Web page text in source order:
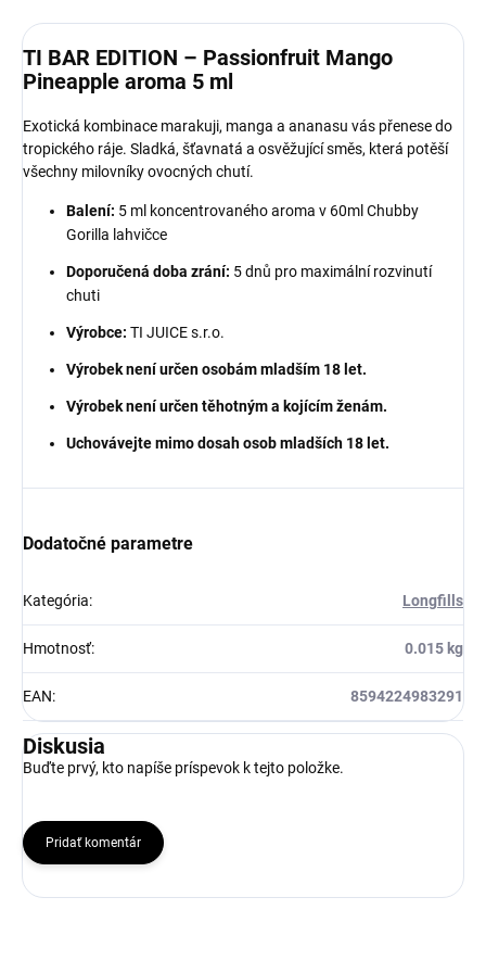
TI BAR EDITION – Passionfruit Mango
Pineapple aroma 5 ml
Exotická kombinace marakuji, manga a ananasu vás přenese do
tropického ráje. Sladká, šťavnatá a osvěžující směs, která potěší
všechny milovníky ovocných chutí.
Balení: 5 ml koncentrovaného aroma v 60ml Chubby
Gorilla lahvičce
Doporučená doba zrání: 5 dnů pro maximální rozvinutí
chuti
Výrobce: TI JUICE s.r.o.
Výrobek není určen osobám mladším 18 let.
Výrobek není určen těhotným a kojícím ženám.
Uchovávejte mimo dosah osob mladších 18 let.
Dodatočné parametre
Kategória: Longfills
Hmotnosť: 0.015 kg
EAN: 8594224983291
Diskusia
Buďte prvý, kto napíše príspevok k tejto položke.
Pridať komentár